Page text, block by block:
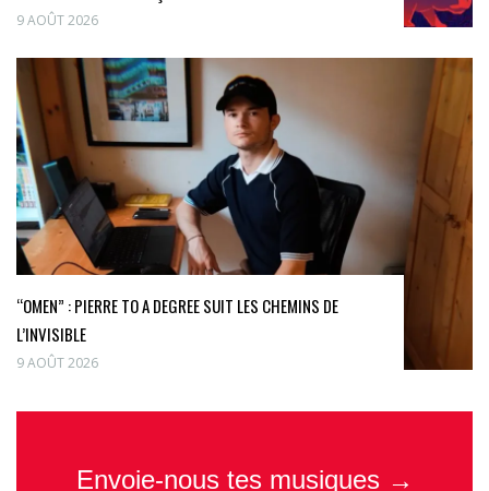
9 AOÛT 2026
“OMEN” : PIERRE TO A DEGREE SUIT LES CHEMINS DE
L’INVISIBLE
9 AOÛT 2026